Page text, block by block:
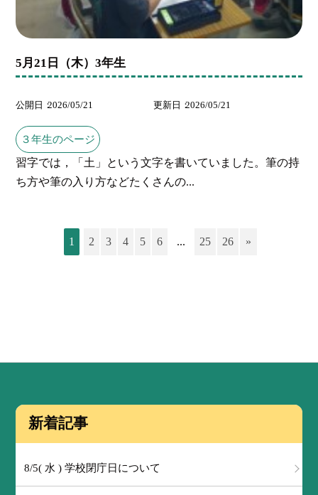
5月21日（木）3年生
公開日 2026/05/21 更新日 2026/05/21
３年生のページ
習字では，「土」という文字を書いていました。筆の持
ち方や筆の入り方などたくさんの...
1 2 3 4 5 6 ... 25 26 »
新着記事
8/5( 水 ) 学校閉庁日について